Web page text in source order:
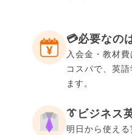
💳️必要なの
入会金・教材
コスパで、英
ます。
👔ビジネス
明日から使え